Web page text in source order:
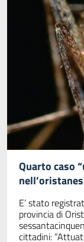
Quarto caso
E’ stato
provincia di
cittadini: